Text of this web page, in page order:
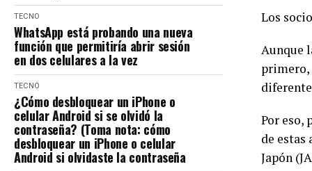
TECNO
WhatsApp está probando una nueva
función que permitiría abrir sesión
en dos celulares a la vez
TECNO
¿Cómo desbloquear un iPhone o
celular Android si se olvidó la
contraseña? (Toma nota: cómo
desbloquear un iPhone o celular
Android si olvidaste la contraseña
Los
Aunque
primero,
Por eso,
de estas
Japón